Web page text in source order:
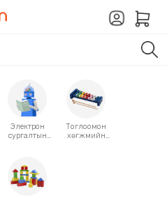
Электрон
сургалтын
Тоглоомон
хөгжмийн